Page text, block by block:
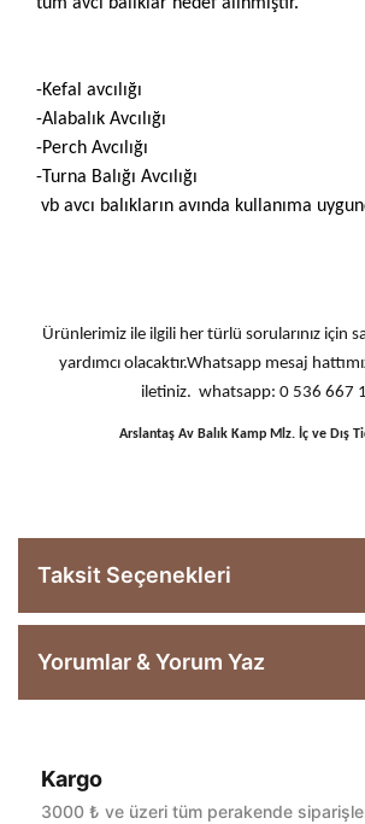
-Kefal avcılığı
-Alabalık Avcılığı
-Perch Avcılığı
-Turna Balığı Avcılığı
vb avcı balıkların avında kullanıma
Ürünlerimiz ile ilgili her türlü sorularınız için
yardımcı olacaktır.Whatsapp mesaj
iletiniz. whatsapp: 0 536 667
Arslantaş Av Balık Kamp Mlz. İç ve Dış
Taksit Seçenekleri
Yorumlar & Yorum Yaz
Bu ürüne ilk yorumu siz
Kargo
3000 ₺ ve üzeri tüm perakende